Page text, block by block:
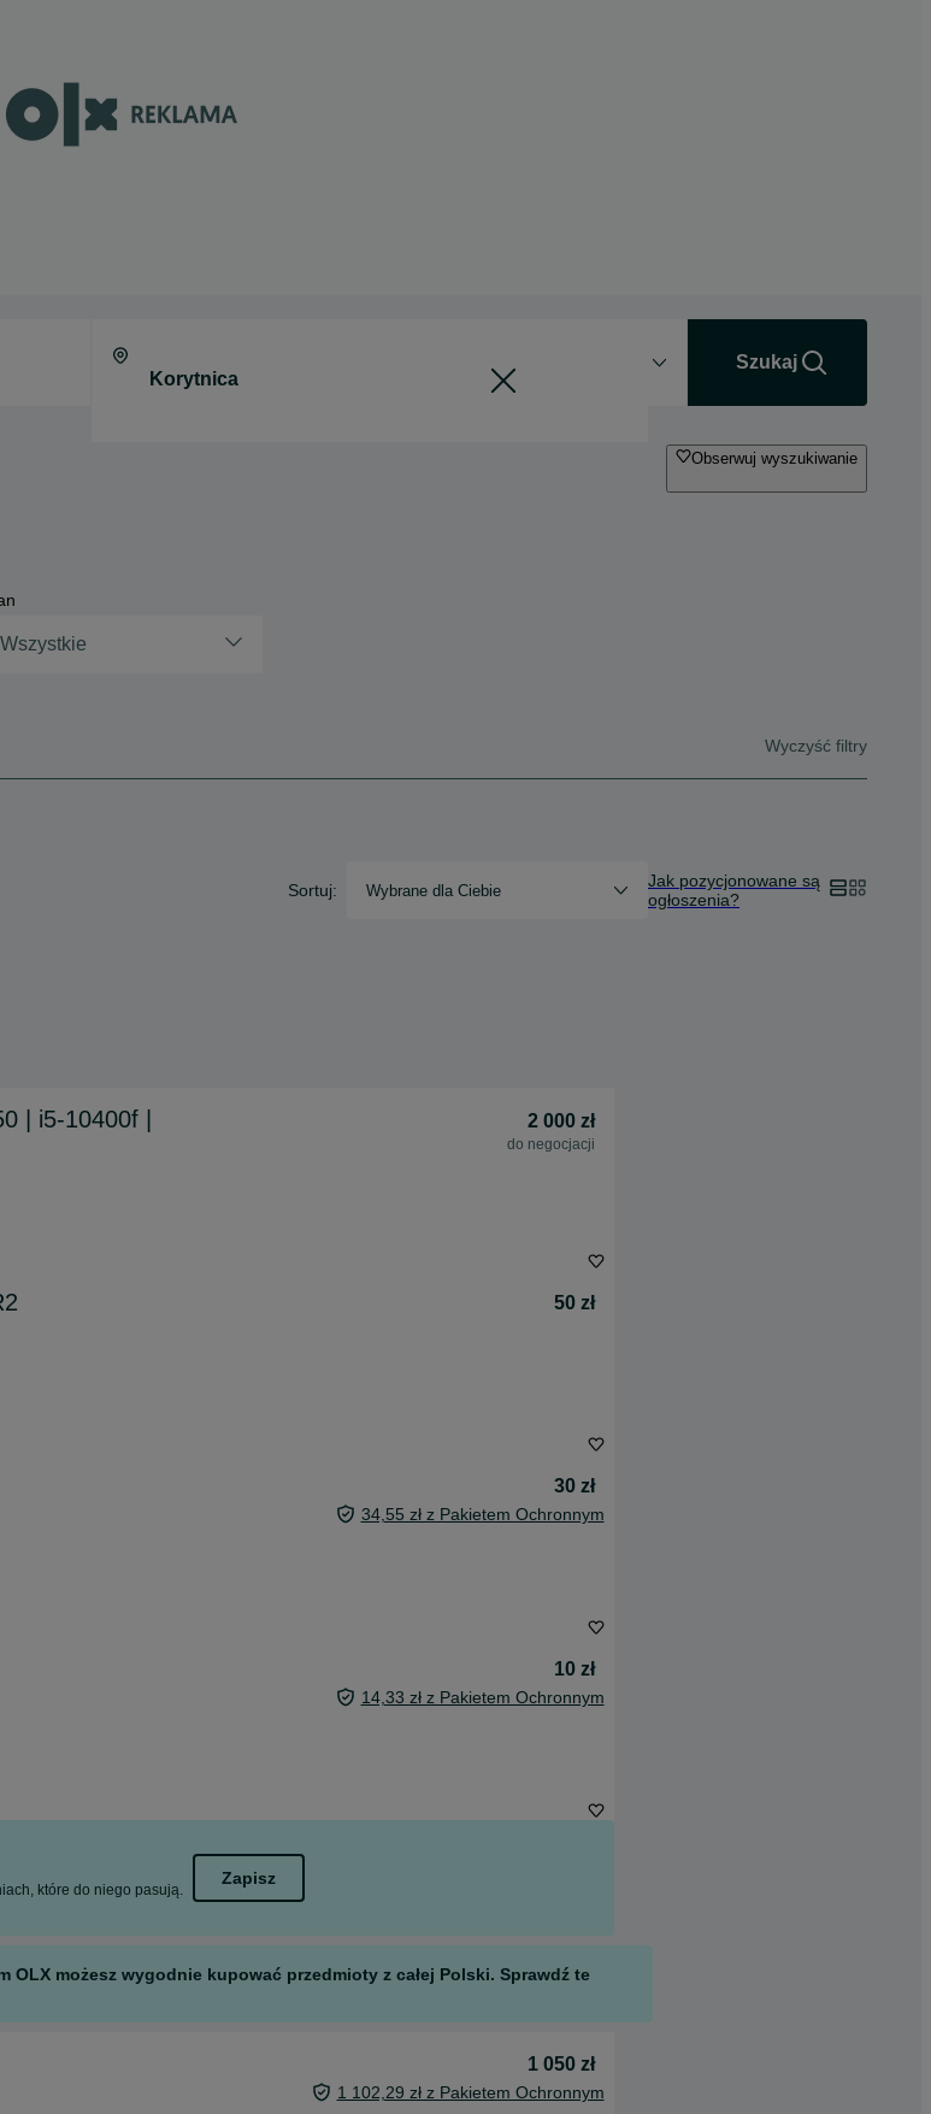
Szukaj
Obserwuj wyszukiwanie
Wszystkie
Wyczyść filtry
Sortuj: Wybrane dla Ciebie
Jak pozycjonowane są
ogłoszenia?
| i5-10400f |
2 000 zł
do negocjacji
50 zł
30 zł
34,55 zł z Pakietem Ochronnym
10 zł
14,33 zł z Pakietem Ochronnym
które do niego pasują.
Zapisz
możesz wygodnie kupować przedmioty z całej Polski. Sprawdź te
1 050 zł
1 102,29 zł z Pakietem Ochronnym